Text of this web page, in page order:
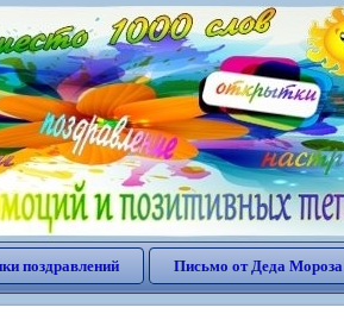
поздравлений Письмо от Деда Мороза